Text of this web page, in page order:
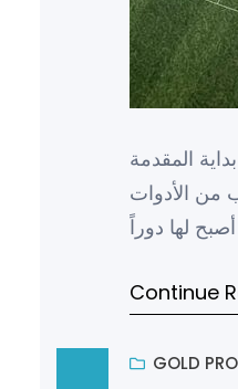
المقدمة
من الأدوات
لها دوراً
Continue
GOLD